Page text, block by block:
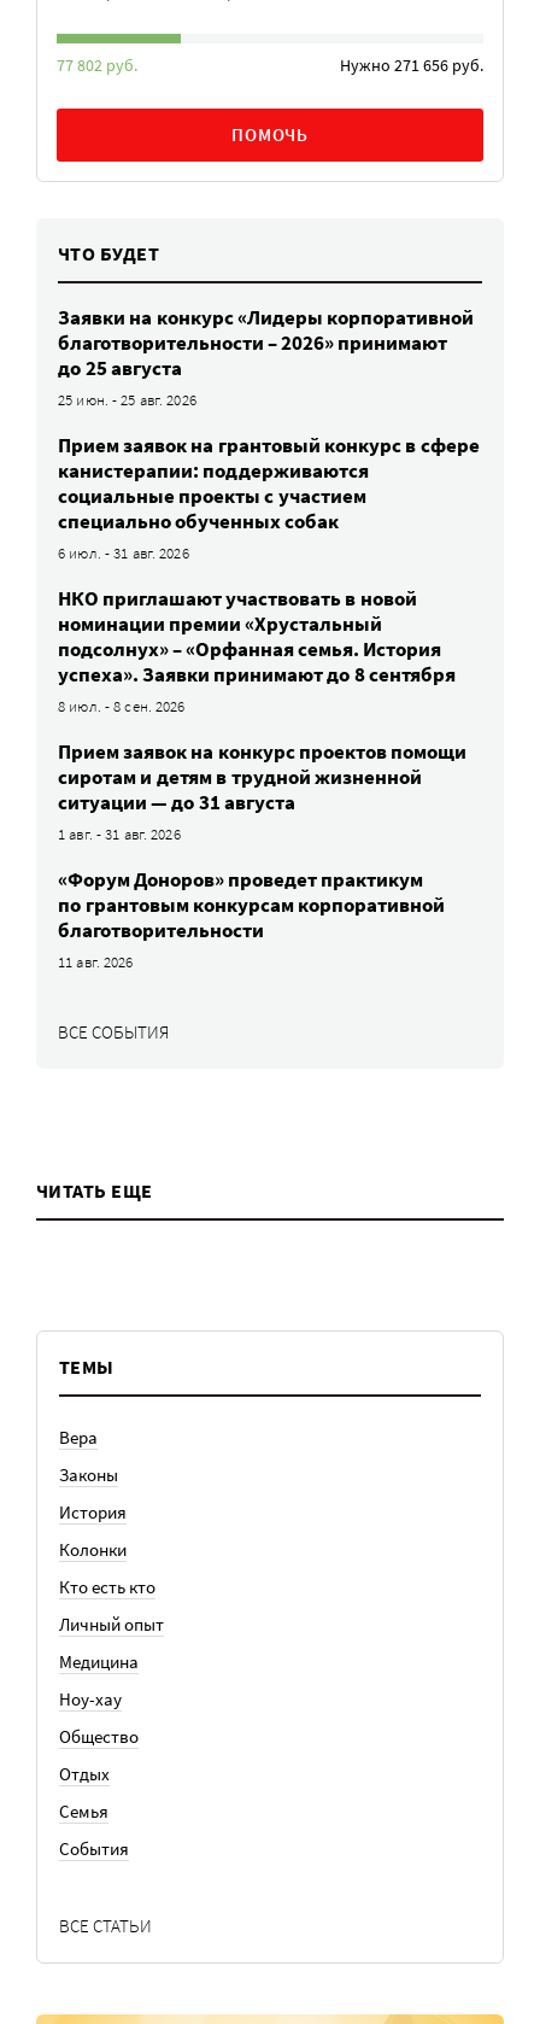
77 802 руб. Нужно 271 656 руб.
ПОМОЧЬ
ЧТО БУДЕТ
Заявки на конкурс «Лидеры корпоративной
благотворительности – 2026» принимают
до 25 августа
25 июн. - 25 авг. 2026
Прием заявок на грантовый конкурс в сфере
канистерапии: поддерживаются
социальные проекты с участием
специально обученных собак
6 июл. - 31 авг. 2026
НКО приглашают участвовать в новой
номинации премии «Хрустальный
подсолнух» – «Орфанная семья. История
успеха». Заявки принимают до 8 сентября
8 июл. - 8 сен. 2026
Прием заявок на конкурс проектов помощи
сиротам и детям в трудной жизненной
ситуации — до 31 августа
1 авг. - 31 авг. 2026
«Форум Доноров» проведет практикум
по грантовым конкурсам корпоративной
благотворительности
11 авг. 2026
ВСЕ СОБЫТИЯ
ЧИТАТЬ ЕЩЕ
ТЕМЫ
Вера
Законы
История
Колонки
Кто есть кто
Личный опыт
Медицина
Ноу-хау
Общество
Отдых
Семья
События
ВСЕ СТАТЬИ